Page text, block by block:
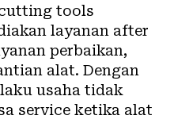
tools
layanan after
perbaikan,
alat. Dengan
usaha tidak
service ketika alat